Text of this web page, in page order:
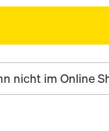
nicht im Online